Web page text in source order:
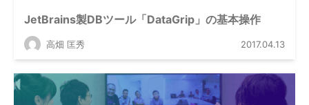
JetBrains製DBツール「DataGrip」の基本操作
高畑 匡秀 2017.04.13